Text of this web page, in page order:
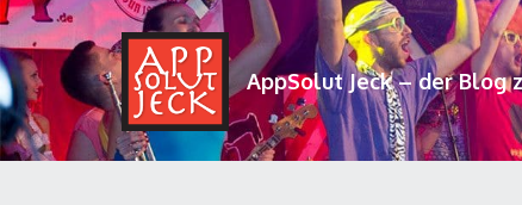
AppSolut Jeck – der Blog